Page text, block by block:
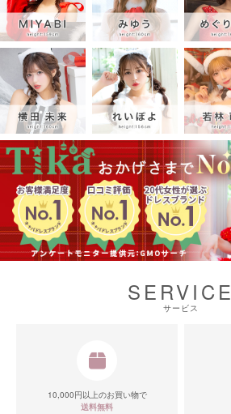
SERVICE
サービス
10,000円以上のお買い物で
送料無料